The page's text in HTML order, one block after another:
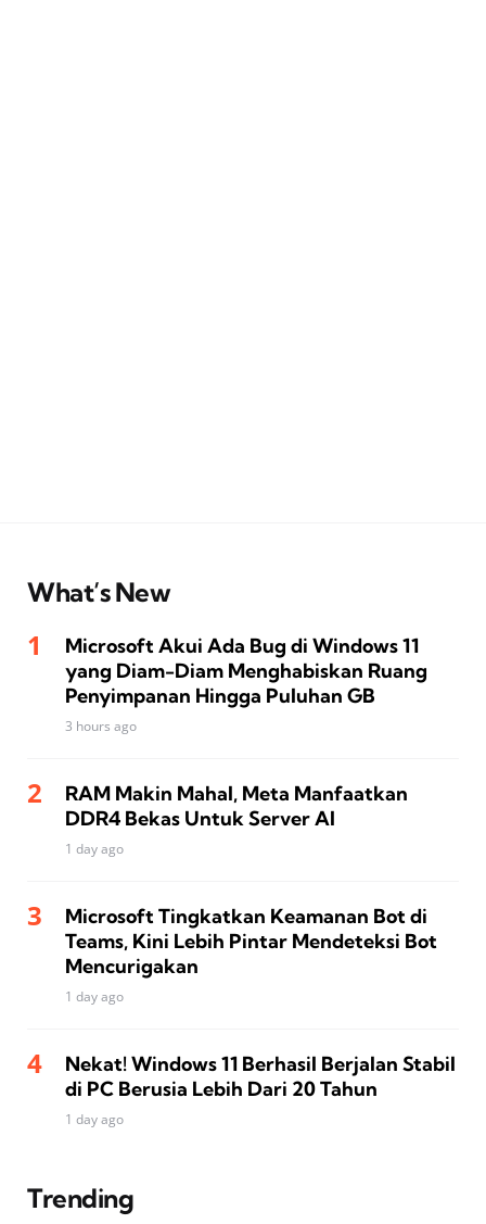
What’s New
Microsoft Akui Ada Bug di Windows 11
yang Diam-Diam Menghabiskan Ruang
Penyimpanan Hingga Puluhan GB
3 hours ago
RAM Makin Mahal, Meta Manfaatkan
DDR4 Bekas Untuk Server AI
1 day ago
Microsoft Tingkatkan Keamanan Bot di
Teams, Kini Lebih Pintar Mendeteksi Bot
Mencurigakan
1 day ago
Nekat! Windows 11 Berhasil Berjalan Stabil
di PC Berusia Lebih Dari 20 Tahun
1 day ago
Trending